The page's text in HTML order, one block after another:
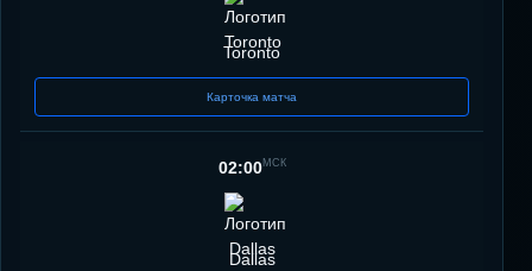
Toronto
Карточка матча
02:00МСК
Dallas